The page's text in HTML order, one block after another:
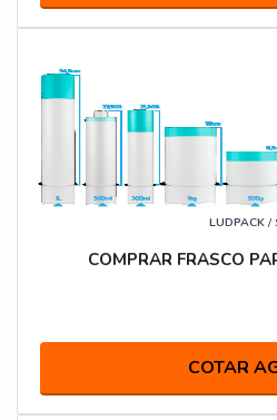
LUDPACK /
COMPRAR FRASCO
COTAR